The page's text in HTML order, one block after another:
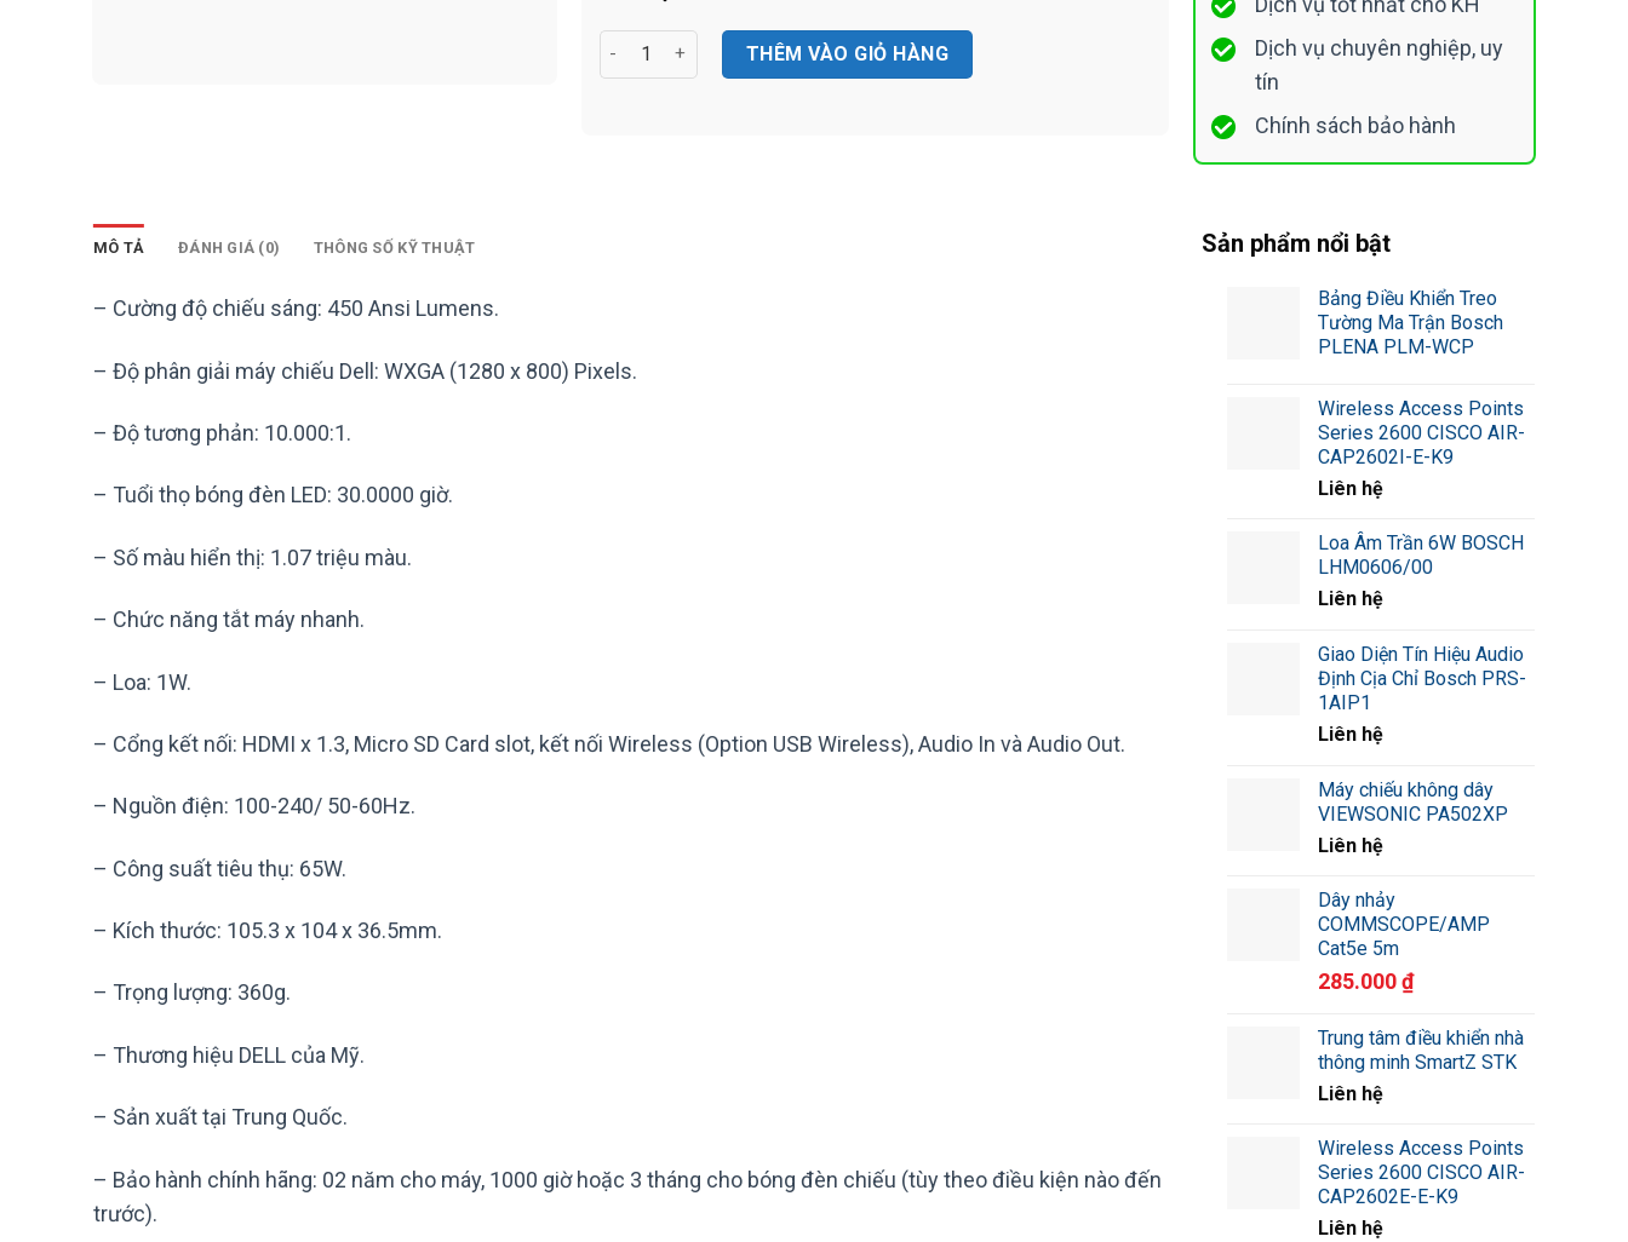
Máy chiếu DELL M115HD số lượng
THÊM VÀO GIỎ HÀNG
Dịch vụ chuyên nghiệp, uy
tín
Chính sách bảo hành
MÔ TẢ ĐÁNH GIÁ (0) THÔNG SỐ KỸ THUẬT
– Cường độ chiếu sáng: 450 Ansi Lumens.
– Độ phân giải máy chiếu Dell: WXGA (1280 x 800) Pixels.
– Độ tương phản: 10.000:1.
– Tuổi thọ bóng đèn LED: 30.0000 giờ.
– Số màu hiển thị: 1.07 triệu màu.
– Chức năng tắt máy nhanh.
– Loa: 1W.
– Cổng kết nối: HDMI x 1.3, Micro SD Card slot, kết nối Wireless (Option USB Wireless), Audio In và Audio Out.
– Nguồn điện: 100-240/ 50-60Hz.
– Công suất tiêu thụ: 65W.
– Kích thước: 105.3 x 104 x 36.5mm.
– Trọng lượng: 360g.
– Thương hiệu DELL của Mỹ.
– Sản xuất tại Trung Quốc.
– Bảo hành chính hãng: 02 năm cho máy, 1000 giờ hoặc 3 tháng cho bóng đèn chiếu (tùy theo điều kiện nào đến
trước).
Sản phẩm nổi bật
Bảng Điều Khiển Treo
Tường Ma Trận Bosch
PLENA PLM-WCP
Wireless Access Points
Series 2600 CISCO AIR-
CAP2602I-E-K9
Liên hệ
Loa Âm Trần 6W BOSCH
LHM0606/00
Liên hệ
Giao Diện Tín Hiệu Audio
Định Cịa Chỉ Bosch PRS-
1AIP1
Liên hệ
Máy chiếu không dây
VIEWSONIC PA502XP
Liên hệ
Dây nhảy
COMMSCOPE/AMP
Cat5e 5m
285.000₫
Trung tâm điều khiển nhà
thông minh SmartZ STK
Liên hệ
Wireless Access Points
Series 2600 CISCO AIR-
CAP2602E-E-K9
Liên hệ